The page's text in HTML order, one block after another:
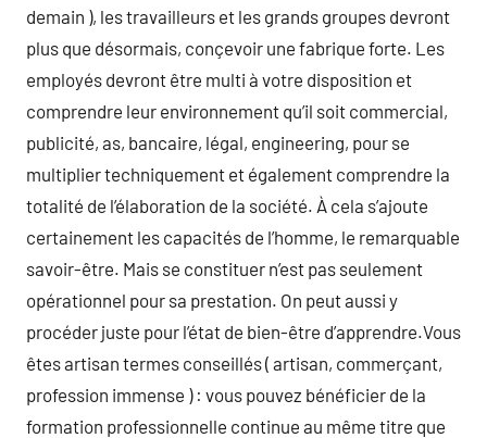
demain ), les travailleurs et les grands groupes devront
plus que désormais, conçevoir une fabrique forte. Les
employés devront être multi à votre disposition et
comprendre leur environnement qu’il soit commercial,
publicité, as, bancaire, légal, engineering, pour se
multiplier techniquement et également comprendre la
totalité de l’élaboration de la société. À cela s’ajoute
certainement les capacités de l’homme, le remarquable
savoir-être. Mais se constituer n’est pas seulement
opérationnel pour sa prestation. On peut aussi y
procéder juste pour l’état de bien-être d’apprendre.Vous
êtes artisan termes conseillés ( artisan, commerçant,
profession immense ) : vous pouvez bénéficier de la
formation professionnelle continue au même titre que